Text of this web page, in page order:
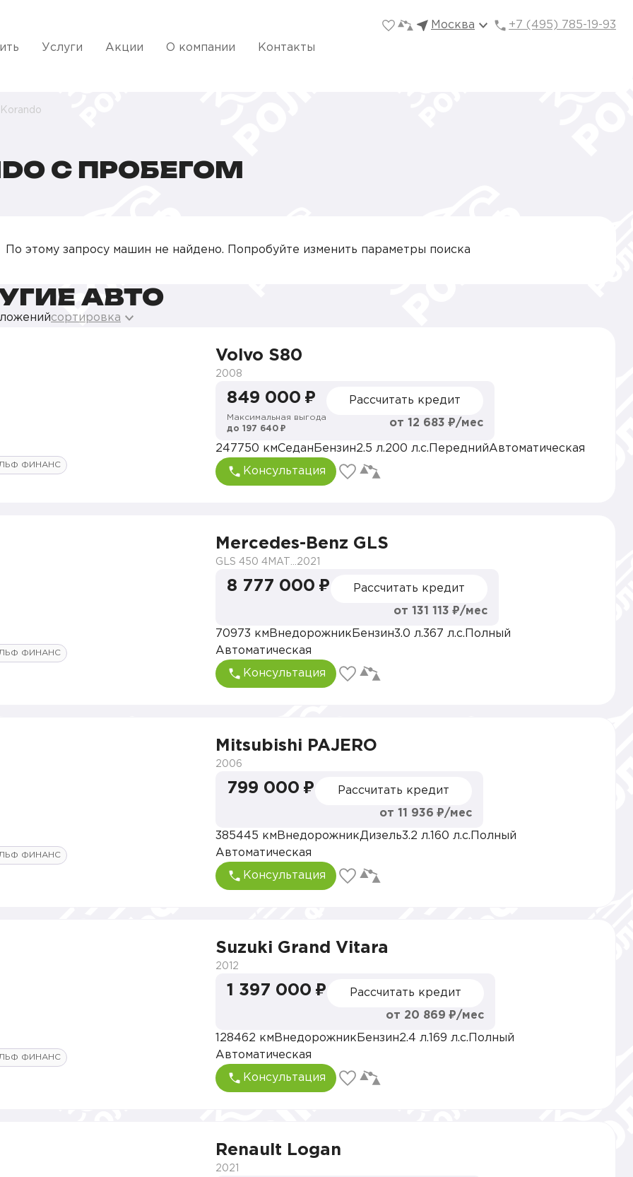
Москва +7 (495) 785-19-93
Услуги Акции О компании Контакты
Korando
С ПРОБЕГОМ
По этому запросу машин не найдено. Попробуйте изменить параметры поиска
АВТО
сортировка
ФИНАНС
Volvo S80
2008
849 000 ₽
Максимальная выгода
до 197 640 ₽
Рассчитать кредит
от 12 683 ₽/мес
247750 кмСедан Бензин2.5 л.200 л.с. ПереднийАвтоматическая
Консультация
ФИНАНС
Mercedes-Benz GLS
2021
8 777 000 ₽ Рассчитать кредит
от 131 113 ₽/мес
70973 км Внедорожник Бензин3.0 л.367 л.с. Полный
Автоматическая
Консультация
ФИНАНС
Mitsubishi PAJERO
2006
799 000 ₽ Рассчитать кредит
от 11 936 ₽/мес
385445 км ВнедорожникДизель3.2 л. 160 л.с. Полный
Автоматическая
Консультация
ФИНАНС
Suzuki Grand Vitara
2012
1 397 000 ₽ Рассчитать кредит
от 20 869 ₽/мес
128462 км Внедорожник Бензин2.4 л. 169 л.с. Полный
Автоматическая
Консультация
Renault Logan
2021